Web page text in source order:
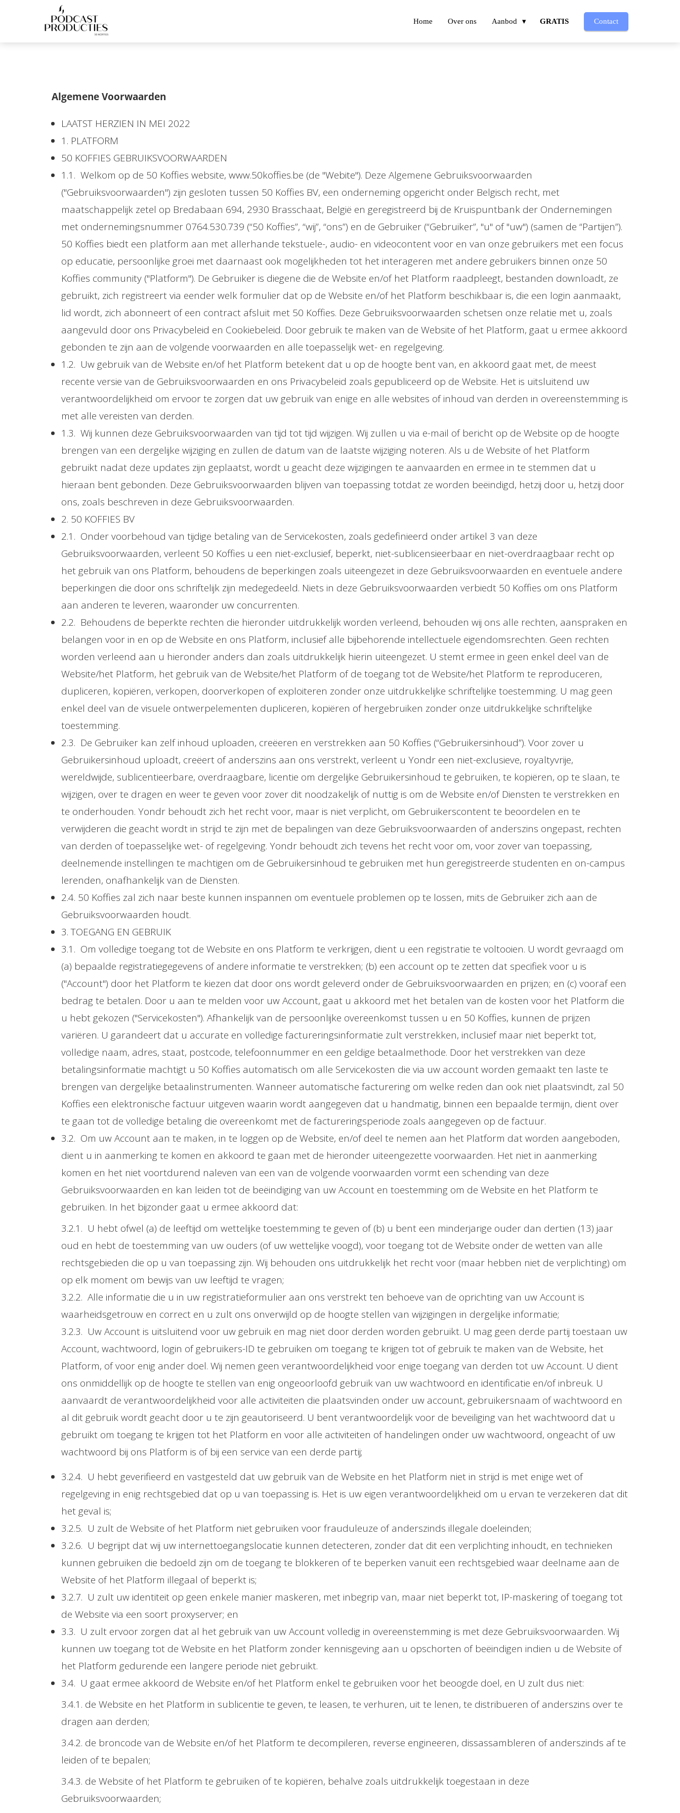
Home Over ons Aanbod GRATIS Contact
Algemene Voorwaarden
LAATST HERZIEN IN MEI 2022
1. PLATFORM
50 KOFFIES GEBRUIKSVOORWAARDEN
1.1. Welkom op de 50 Koffies website, www.50koffies.be (de "Webite"). Deze Algemene Gebruiksvoorwaarden
("Gebruiksvoorwaarden") zijn gesloten tussen 50 Koffies BV, een onderneming opgericht onder Belgisch recht, met
maatschappelijk zetel op Bredabaan 694, 2930 Brasschaat, België en geregistreerd bij de Kruispuntbank der Ondernemingen
met ondernemingsnummer 0764.530.739 (“50 Koffies”, “wij”, “ons”) en de Gebruiker (“Gebruiker”, "u" of "uw") (samen de “Partijen”).
50 Koffies biedt een platform aan met allerhande tekstuele-, audio- en videocontent voor en van onze gebruikers met een focus
op educatie, persoonlijke groei met daarnaast ook mogelijkheden tot het interageren met andere gebruikers binnen onze 50
Koffies community ("Platform"). De Gebruiker is diegene die de Website en/of het Platform raadpleegt, bestanden downloadt, ze
gebruikt, zich registreert via eender welk formulier dat op de Website en/of het Platform beschikbaar is, die een login aanmaakt,
lid wordt, zich abonneert of een contract afsluit met 50 Koffies. Deze Gebruiksvoorwaarden schetsen onze relatie met u, zoals
aangevuld door ons Privacybeleid en Cookiebeleid. Door gebruik te maken van de Website of het Platform, gaat u ermee akkoord
gebonden te zijn aan de volgende voorwaarden en alle toepasselijk wet- en regelgeving.
1.2. Uw gebruik van de Website en/of het Platform betekent dat u op de hoogte bent van, en akkoord gaat met, de meest
recente versie van de Gebruiksvoorwaarden en ons Privacybeleid zoals gepubliceerd op de Website. Het is uitsluitend uw
verantwoordelijkheid om ervoor te zorgen dat uw gebruik van enige en alle websites of inhoud van derden in overeenstemming is
met alle vereisten van derden.
1.3. Wij kunnen deze Gebruiksvoorwaarden van tijd tot tijd wijzigen. Wij zullen u via e-mail of bericht op de Website op de hoogte
brengen van een dergelijke wijziging en zullen de datum van de laatste wijziging noteren. Als u de Website of het Platform
gebruikt nadat deze updates zijn geplaatst, wordt u geacht deze wijzigingen te aanvaarden en ermee in te stemmen dat u
hieraan bent gebonden. Deze Gebruiksvoorwaarden blijven van toepassing totdat ze worden beëindigd, hetzij door u, hetzij door
ons, zoals beschreven in deze Gebruiksvoorwaarden.
2. 50 KOFFIES BV
2.1. Onder voorbehoud van tijdige betaling van de Servicekosten, zoals gedefinieerd onder artikel 3 van deze
Gebruiksvoorwaarden, verleent 50 Koffies u een niet-exclusief, beperkt, niet-sublicensieerbaar en niet-overdraagbaar recht op
het gebruik van ons Platform, behoudens de beperkingen zoals uiteengezet in deze Gebruiksvoorwaarden en eventuele andere
beperkingen die door ons schriftelijk zijn medegedeeld. Niets in deze Gebruiksvoorwaarden verbiedt 50 Koffies om ons Platform
aan anderen te leveren, waaronder uw concurrenten.
2.2. Behoudens de beperkte rechten die hieronder uitdrukkelijk worden verleend, behouden wij ons alle rechten, aanspraken en
belangen voor in en op de Website en ons Platform, inclusief alle bijbehorende intellectuele eigendomsrechten. Geen rechten
worden verleend aan u hieronder anders dan zoals uitdrukkelijk hierin uiteengezet. U stemt ermee in geen enkel deel van de
Website/het Platform, het gebruik van de Website/het Platform of de toegang tot de Website/het Platform te reproduceren,
dupliceren, kopiëren, verkopen, doorverkopen of exploiteren zonder onze uitdrukkelijke schriftelijke toestemming. U mag geen
enkel deel van de visuele ontwerpelementen dupliceren, kopiëren of hergebruiken zonder onze uitdrukkelijke schriftelijke
toestemming.
2.3. De Gebruiker kan zelf inhoud uploaden, creëeren en verstrekken aan 50 Koffies (“Gebruikersinhoud”). Voor zover u
Gebruikersinhoud uploadt, creëert of anderszins aan ons verstrekt, verleent u Yondr een niet-exclusieve, royaltyvrije,
wereldwijde, sublicentieerbare, overdraagbare, licentie om dergelijke Gebruikersinhoud te gebruiken, te kopiëren, op te slaan, te
wijzigen, over te dragen en weer te geven voor zover dit noodzakelijk of nuttig is om de Website en/of Diensten te verstrekken en
te onderhouden. Yondr behoudt zich het recht voor, maar is niet verplicht, om Gebruikerscontent te beoordelen en te
verwijderen die geacht wordt in strijd te zijn met de bepalingen van deze Gebruiksvoorwaarden of anderszins ongepast, rechten
van derden of toepasselijke wet- of regelgeving. Yondr behoudt zich tevens het recht voor om, voor zover van toepassing,
deelnemende instellingen te machtigen om de Gebruikersinhoud te gebruiken met hun geregistreerde studenten en on-campus
lerenden, onafhankelijk van de Diensten.
2.4. 50 Koffies zal zich naar beste kunnen inspannen om eventuele problemen op te lossen, mits de Gebruiker zich aan de
Gebruiksvoorwaarden houdt.
3. TOEGANG EN GEBRUIK
3.1. Om volledige toegang tot de Website en ons Platform te verkrijgen, dient u een registratie te voltooien. U wordt gevraagd om
(a) bepaalde registratiegegevens of andere informatie te verstrekken; (b) een account op te zetten dat specifiek voor u is
("Account") door het Platform te kiezen dat door ons wordt geleverd onder de Gebruiksvoorwaarden en prijzen; en (c) vooraf een
bedrag te betalen. Door u aan te melden voor uw Account, gaat u akkoord met het betalen van de kosten voor het Platform die
u hebt gekozen ("Servicekosten"). Afhankelijk van de persoonlijke overeenkomst tussen u en 50 Koffies, kunnen de prijzen
variëren. U garandeert dat u accurate en volledige factureringsinformatie zult verstrekken, inclusief maar niet beperkt tot,
volledige naam, adres, staat, postcode, telefoonnummer en een geldige betaalmethode. Door het verstrekken van deze
betalingsinformatie machtigt u 50 Koffies automatisch om alle Servicekosten die via uw account worden gemaakt ten laste te
brengen van dergelijke betaalinstrumenten. Wanneer automatische facturering om welke reden dan ook niet plaatsvindt, zal 50
Koffies een elektronische factuur uitgeven waarin wordt aangegeven dat u handmatig, binnen een bepaalde termijn, dient over
te gaan tot de volledige betaling die overeenkomt met de factureringsperiode zoals aangegeven op de factuur.
3.2. Om uw Account aan te maken, in te loggen op de Website, en/of deel te nemen aan het Platform dat worden aangeboden,
dient u in aanmerking te komen en akkoord te gaan met de hieronder uiteengezette voorwaarden. Het niet in aanmerking
komen en het niet voortdurend naleven van een van de volgende voorwaarden vormt een schending van deze
Gebruiksvoorwaarden en kan leiden tot de beëindiging van uw Account en toestemming om de Website en het Platform te
gebruiken. In het bijzonder gaat u ermee akkoord dat:
3.2.1. U hebt ofwel (a) de leeftijd om wettelijke toestemming te geven of (b) u bent een minderjarige ouder dan dertien (13) jaar
oud en hebt de toestemming van uw ouders (of uw wettelijke voogd), voor toegang tot de Website onder de wetten van alle
rechtsgebieden die op u van toepassing zijn. Wij behouden ons uitdrukkelijk het recht voor (maar hebben niet de verplichting) om
op elk moment om bewijs van uw leeftijd te vragen;
3.2.2. Alle informatie die u in uw registratieformulier aan ons verstrekt ten behoeve van de oprichting van uw Account is
waarheidsgetrouw en correct en u zult ons onverwijld op de hoogte stellen van wijzigingen in dergelijke informatie;
3.2.3. Uw Account is uitsluitend voor uw gebruik en mag niet door derden worden gebruikt. U mag geen derde partij toestaan uw
Account, wachtwoord, login of gebruikers-ID te gebruiken om toegang te krijgen tot of gebruik te maken van de Website, het
Platform, of voor enig ander doel. Wij nemen geen verantwoordelijkheid voor enige toegang van derden tot uw Account. U dient
ons onmiddellijk op de hoogte te stellen van enig ongeoorloofd gebruik van uw wachtwoord en identificatie en/of inbreuk. U
aanvaardt de verantwoordelijkheid voor alle activiteiten die plaatsvinden onder uw account, gebruikersnaam of wachtwoord en
al dit gebruik wordt geacht door u te zijn geautoriseerd. U bent verantwoordelijk voor de beveiliging van het wachtwoord dat u
gebruikt om toegang te krijgen tot het Platform en voor alle activiteiten of handelingen onder uw wachtwoord, ongeacht of uw
wachtwoord bij ons Platform is of bij een service van een derde partij;
3.2.4. U hebt geverifieerd en vastgesteld dat uw gebruik van de Website en het Platform niet in strijd is met enige wet of
regelgeving in enig rechtsgebied dat op u van toepassing is. Het is uw eigen verantwoordelijkheid om u ervan te verzekeren dat dit
het geval is;
3.2.5. U zult de Website of het Platform niet gebruiken voor frauduleuze of anderszinds illegale doeleinden;
3.2.6. U begrijpt dat wij uw internettoegangslocatie kunnen detecteren, zonder dat dit een verplichting inhoudt, en technieken
kunnen gebruiken die bedoeld zijn om de toegang te blokkeren of te beperken vanuit een rechtsgebied waar deelname aan de
Website of het Platform illegaal of beperkt is;
3.2.7. U zult uw identiteit op geen enkele manier maskeren, met inbegrip van, maar niet beperkt tot, IP-maskering of toegang tot
de Website via een soort proxyserver; en
3.3. U zult ervoor zorgen dat al het gebruik van uw Account volledig in overeenstemming is met deze Gebruiksvoorwaarden. Wij
kunnen uw toegang tot de Website en het Platform zonder kennisgeving aan u opschorten of beëindigen indien u de Website of
het Platform gedurende een langere periode niet gebruikt.
3.4. U gaat ermee akkoord de Website en/of het Platform enkel te gebruiken voor het beoogde doel, en U zult dus niet:
3.4.1. de Website en het Platform in sublicentie te geven, te leasen, te verhuren, uit te lenen, te distribueren of anderszins over te
dragen aan derden;
3.4.2. de broncode van de Website en/of het Platform te decompileren, reverse engineeren, dissassambleren of anderszinds af te
leiden of te bepalen;
3.4.3. de Website of het Platform te gebruiken of te kopiëren, behalve zoals uitdrukkelijk toegestaan in deze
Gebruiksvoorwaarden;